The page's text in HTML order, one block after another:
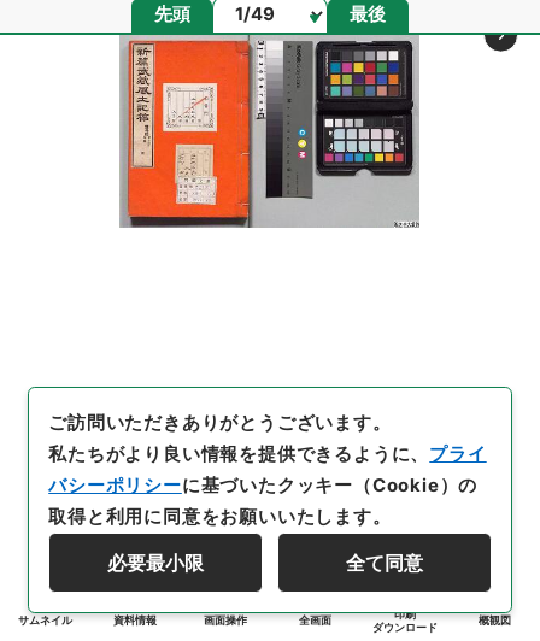
先頭 ページ 最後
サムネイル 資料情報 画面操作 全画面
印刷
ダウンロード
概観図
ご訪問いただきありがとうございます。
私たちがより良い情報を提供できるように、 プライ
バシーポリシーに基づいたクッキー（Cookie）の
取得と利用に同意をお願いいたします。
必要最小限 全て同意